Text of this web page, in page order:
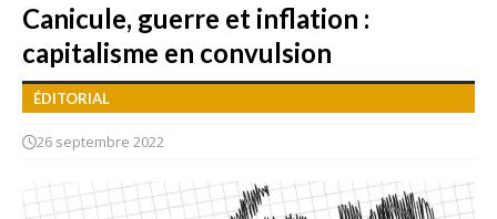
Canicule, guerre et inflation :
capitalisme en convulsion
ÉDITORIAL
26 septembre 2022